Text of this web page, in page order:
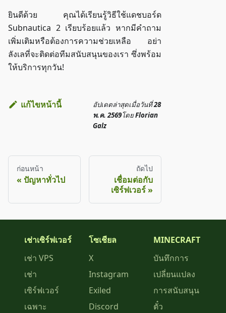
ยินดีด้วย คุณได้เรียนรู้วิธีใช้แดชบอร์ด
Subnautica 2 เรียบร้อยแล้ว หากมีคำถาม
เพิ่มเติมหรือต้องการความช่วยเหลือ อย่า
ลังเลที่จะติดต่อทีมสนับสนุนของเรา ซึ่งพร้อม
ให้บริการทุกวัน!
แก้ไขหน้านี้ อัปเดตล่าสุดเมื่อวันที่28
พ.ค. 2569โดยFlorian
Galz
ก่อนหน้า
ปัญหาทั่วไป
ถัดไป
เชื่อมต่อกับ
เซิร์ฟเวอร์
เช่าเซิร์ฟเวอร์
เช่า VPS
เช่า
เซิร์ฟเวอร์
เฉพาะ
โซเชียล
X
Instagram
Exiled
Discord
MINECRAFT
บันทึกการ
เปลี่ยนแปลง
การสนับสนุน
ตั๋ว